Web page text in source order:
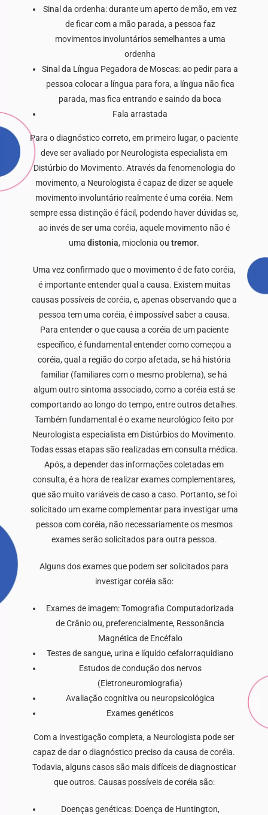
Sinal da ordenha: durante um aperto de mão, em vez
de ficar com a mão parada, a pessoa faz
movimentos involuntários semelhantes a uma
ordenha
Sinal da Língua Pegadora de Moscas: ao pedir para a
pessoa colocar a língua para fora, a língua não fica
parada, mas fica entrando e saindo da boca
Fala arrastada
Para o diagnóstico correto, em primeiro lugar, o paciente
deve ser avaliado por Neurologista especialista em
Distúrbio do Movimento. Através da fenomenologia do
movimento, a Neurologista é capaz de dizer se aquele
movimento involuntário realmente é uma coréia. Nem
sempre essa distinção é fácil, podendo haver dúvidas se,
ao invés de ser uma coréia, aquele movimento não é
uma distonia, mioclonia ou tremor.
Uma vez confirmado que o movimento é de fato coréia,
é importante entender qual a causa. Existem muitas
causas possíveis de coréia, e, apenas observando que a
pessoa tem uma coréia, é impossível saber a causa.
Para entender o que causa a coréia de um paciente
específico, é fundamental entender como começou a
coréia, qual a região do corpo afetada, se há história
familiar (familiares com o mesmo problema), se há
algum outro sintoma associado, como a coréia está se
comportando ao longo do tempo, entre outros detalhes.
Também fundamental é o exame neurológico feito por
Neurologista especialista em Distúrbios do Movimento.
Todas essas etapas são realizadas em consulta médica.
Após, a depender das informações coletadas em
consulta, é a hora de realizar exames complementares,
que são muito variáveis de caso a caso. Portanto, se foi
solicitado um exame complementar para investigar uma
pessoa com coréia, não necessariamente os mesmos
exames serão solicitados para outra pessoa.
Alguns dos exames que podem ser solicitados para
investigar coréia são:
Exames de imagem: Tomografia Computadorizada
de Crânio ou, preferencialmente, Ressonância
Magnética de Encéfalo
Testes de sangue, urina e líquido cefalorraquidiano
Estudos de condução dos nervos
(Eletroneuromiografia)
Avaliação cognitiva ou neuropsicológica
Exames genéticos
Com a investigação completa, a Neurologista pode ser
capaz de dar o diagnóstico preciso da causa de coréia.
Todavia, alguns casos são mais difíceis de diagnosticar
que outros. Causas possíveis de coréia são:
Doenças genéticas: Doença de Huntington,